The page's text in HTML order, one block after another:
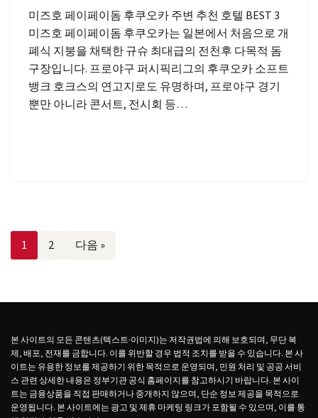
미즈호 페이페이돔 후쿠오카 주변 추천 호텔 BEST 3
미즈호 페이페이돔 후쿠오카는 일본에서 처음으로 개
폐식 지붕을 채택한 규슈 최대급의 전천후 다목적 돔
구장입니다. 프로야구 퍼시픽리그의 후쿠오카 소프트
뱅크 호크스의 연고지로도 유명하며, 프로야구 경기
뿐만 아니라 콘서트, 전시회 등…
1 2 다음 »
본 사이트의 모든 콘텐츠(텍스트·이미지)는 저작권법에 의해 보호되며, 무단 복
제, 배포, 전재를 금합니다. 이를 위반할 경우 법적 조치를 받을 수 있습니다. 본 사
이트는 유용한 정보를 제공하기 위한 목적으로 운영되며, 민원 처리 및 공공 서비
스 관련 상세한 내용은 정부기관 공식 홈페이지를 참고하시기 바랍니다. 본 사이
트는 금융상품을 직접 판매하거나 중개하지 않으며, 단순 정보 제공을 목적으로
운영됩니다. 본 사이트에는 광고 및 제휴 마케팅 링크가 포함될 수 있으며, 이를 통